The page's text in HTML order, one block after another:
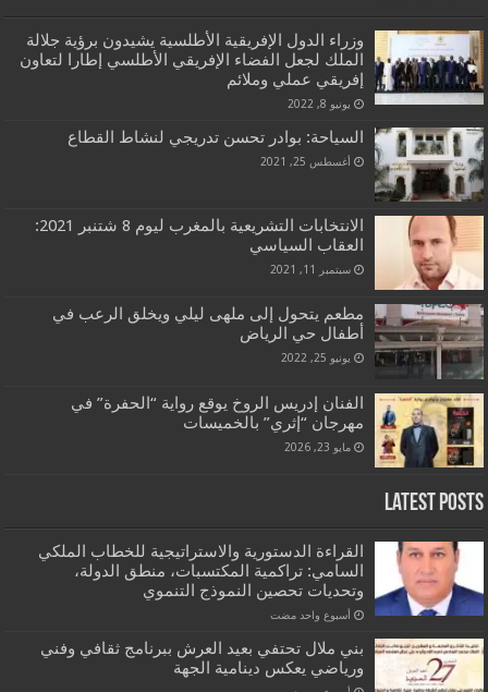
وزراء الدول الإفريقية الأطلسية يشيدون برؤية جلالة
الملك لجعل الفضاء الإفريقي الأطلسي إطارا لتعاون
إفريقي عملي وملائم
يونيو 8, 2022
السياحة: بوادر تحسن تدريجي لنشاط القطاع
أغسطس 25, 2021
الانتخابات التشريعية بالمغرب ليوم 8 شتنبر 2021:
العقاب السياسي
سبتمبر 11, 2021
مطعم يتحول إلى ملهى ليلي ويخلق الرعب في
أطفال حي الرياض
يونيو 25, 2022
الفنان إدريس الروخ يوقع رواية “الحفرة” في
مهرجان “إثري” بالخميسات
مايو 23, 2026
Latest Posts
القراءة الدستورية والاستراتيجية للخطاب الملكي
السامي: تراكمية المكتسبات، منطق الدولة،
وتحديات تحصين النموذج التنموي
‏أسبوع واحد مضت
بني ملال تحتفي بعيد العرش ببرنامج ثقافي وفني
ورياضي يعكس دينامية الجهة